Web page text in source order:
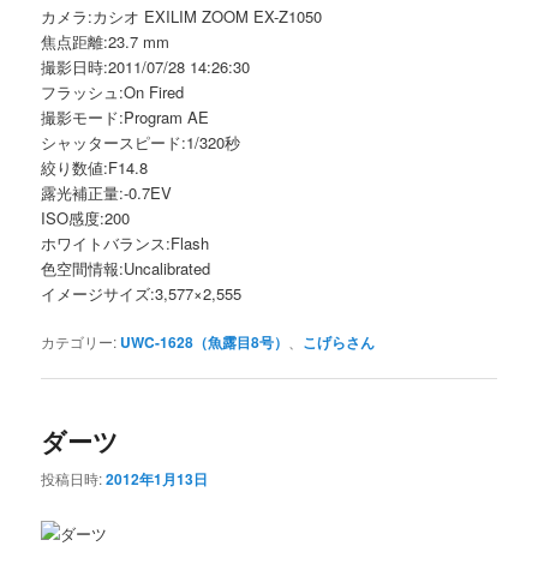
カメラ:カシオ EXILIM ZOOM EX-Z1050
焦点距離:23.7 mm
撮影日時:2011/07/28 14:26:30
フラッシュ:On Fired
撮影モード:Program AE
シャッタースピード:1/320秒
絞り数値:F14.8
露光補正量:-0.7EV
ISO感度:200
ホワイトバランス:Flash
色空間情報:Uncalibrated
イメージサイズ:3,577×2,555
カテゴリー: UWC-1628（魚露目8号） こげらさん
ダーツ
投稿日時:2012年1月13日